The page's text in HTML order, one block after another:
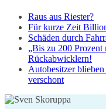
Raus aus Riester?
Für kurze Zeit
Schäden durch
„Bis zu 200 Prozent
Rückabwicklern!
Autobesitzer
verschont